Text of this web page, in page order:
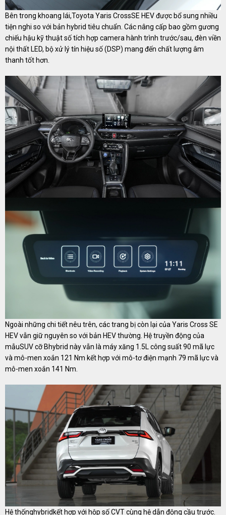
Bên trong khoang lái,Toyota Yaris CrossSE HEV được bổ sung nhiều
tiện nghi so với bản hybrid tiêu chuẩn. Các nâng cấp bao gồm gương
chiếu hậu kỹ thuật số tích hợp camera hành trình trước/sau, đèn viền
nội thất LED, bộ xử lý tín hiệu số (DSP) mang đến chất lượng âm
thanh tốt hơn.
Ngoài những chi tiết nêu trên, các trang bị còn lại của Yaris Cross SE
HEV vẫn giữ nguyên so với bản HEV thường. Hệ truyền động của
mẫuSUV cỡ Bhybrid này vẫn là máy xăng 1.5L công suất 90 mã lực
và mô-men xoắn 121 Nm kết hợp với mô-tơ điện mạnh 79 mã lực và
mô-men xoắn 141 Nm.
Hệ thốnghybridkết hợp với hộp số CVT cùng hệ dẫn động cầu trước.